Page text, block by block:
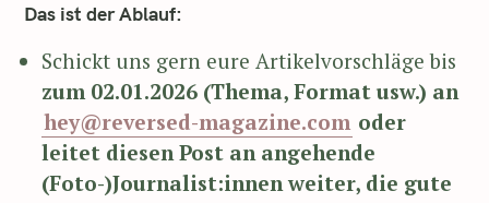
Das ist der Ablauf:
Schickt uns gern eure Artikelvorschläge bis
zum 02.01.2026 (Thema, Format usw.) an
hey@reversed-magazine.com oder
leitet diesen Post an angehende
(Foto-)Journalist:innen weiter, die gute